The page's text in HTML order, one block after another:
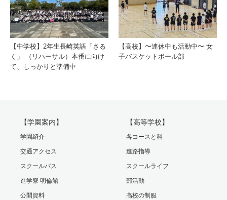
【中学校】2年生長崎英語「さる
く」 （リハーサル）本番に向け
て、しっかりと準備中
【高校】〜連休中も活動中〜 女
子バスケットボール部
【学園案内】
学園紹介
交通アクセス
スクールバス
進学寮 明倫館
公開資料
【高等学校】
各コースと科
進路指導
スクールライフ
部活動
高校の制服